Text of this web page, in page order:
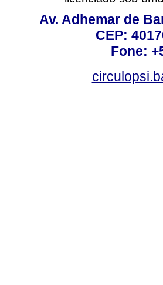
Av. Adhemar de
CEP:
Fone: